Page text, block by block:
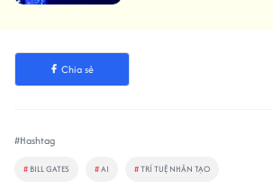
Chia sẻ
#Hashtag
# BILL GATES #AI #TRÍ TUỆ NHÂN TẠO